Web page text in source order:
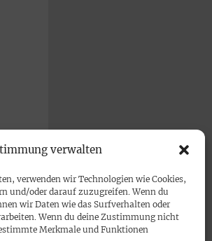
verwalten
verwenden wir Technologien wie Cookies,
und/oder darauf zuzugreifen. Wenn du
wir Daten wie das Surfverhalten oder
Wenn du deine Zustimmung nicht
Merkmale und Funktionen